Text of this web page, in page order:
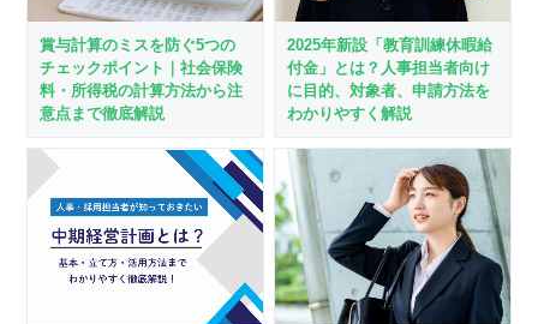
賞与計算のミスを防ぐ5つの
チェックポイント｜社会保険
料・所得税の計算方法から注
意点まで徹底解説
2025年新設「教育訓練休暇給
付金」とは？人事担当者向け
に目的、対象者、申請方法を
わかりやすく解説